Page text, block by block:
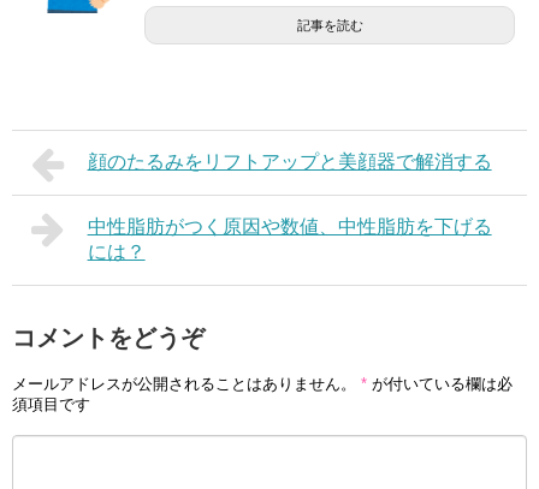
記事を読む
顔のたるみをリフトアップと美顔器で解消する
中性脂肪がつく原因や数値、中性脂肪を下げる
には？
コメントをどうぞ
メールアドレスが公開されることはありません。 * が付いている欄は必
須項目です